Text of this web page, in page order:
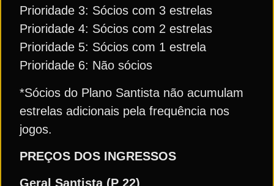
Prioridade 3: Sócios com 3 estrelas
Prioridade 4: Sócios com 2 estrelas
Prioridade 5: Sócios com 1 estrela
Prioridade 6: Não sócios
*Sócios do Plano Santista não acumulam
estrelas adicionais pela frequência nos
jogos.
PREÇOS DOS INGRESSOS
Geral Santista (P 22)